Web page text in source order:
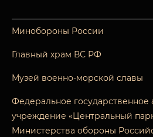
Минобороны России
Главный храм ВС РФ
Музей военно-морской славы
Федеральное государственное
учреждение «Центральный
Министерства обороны